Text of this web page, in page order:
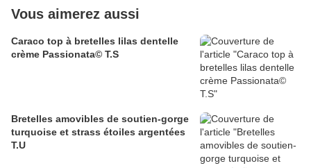
Vous aimerez aussi
Caraco top à bretelles lilas dentelle
crème Passionata© T.S
Bretelles amovibles de soutien-gorge
turquoise et strass étoiles argentées
T.U